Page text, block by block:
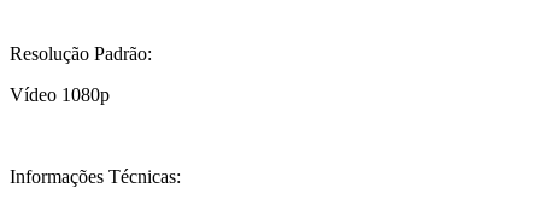
Resolução Padrão:
Vídeo 1080p
Informações Técnicas: